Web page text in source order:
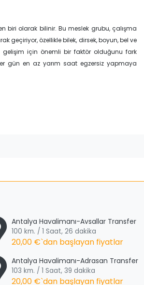
biri olarak bilinir. Bu meslek grubu, çalışma
geçiriyor, özellikle bilek, dirsek, boyun, bel ve
gelişim için önemli bir faktör olduğunu fark
gün en az yarım saat egzersiz yapmaya
Antalya Havalimanı-Avsallar Transfer
100 km. / 1 Saat, 26 dakika
20,00 €`dan başlayan fiyatlar
Antalya Havalimanı-Adrasan Transfer
103 km. / 1 Saat, 39 dakika
20,00 €`dan başlayan fiyatlar